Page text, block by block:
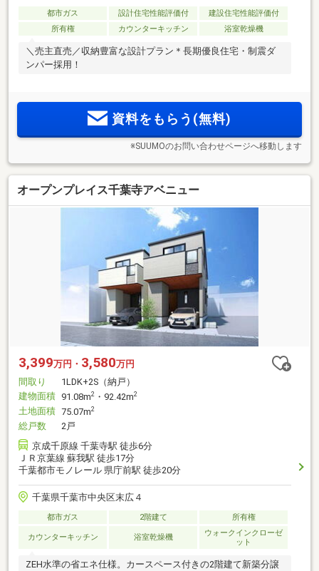
都市ガス 設計住宅性能評価付
建設住宅性能評価付
所有権
カウンターキッチン 浴室乾燥機
＼売主直売／収納豊富な設計プラン＊長期優良住宅・制震ダ
ンパー採用！
資料をもらう(無料)
※SUUMOのお問い合わせページへ移動します
オープンプレイス千葉寺アベニュー
3,399万円・ 3,580万円
間取り
1LDK+2S（納戸）
建物面積 91.08m2 ・92.42m2
土地面積 75.07m2
総戸数
2戸
京成千原線 千葉寺駅 徒歩6分
ＪＲ京葉線 蘇我駅 徒歩17分
千葉都市モノレール 県庁前駅 徒歩20分
千葉県千葉市中央区末広４
都市ガス 2階建て 所有権
カウンターキッチン 浴室乾燥機
ウォークインクローゼ
ット
ZEH水準の省エネ仕様。カースペース付きの2階建て新築分譲